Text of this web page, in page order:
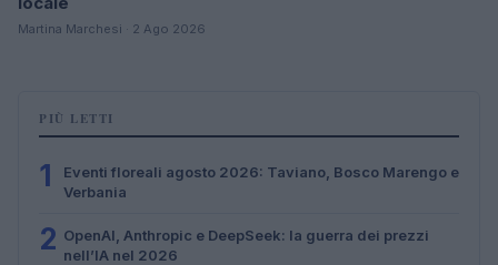
Martina Marchesi · 2 Ago 2026
PIÙ LETTI
1
Eventi floreali agosto 2026: Taviano, Bosco Marengo e
Verbania
2 OpenAI, Anthropic e DeepSeek: la guerra dei prezzi
nell’IA nel 2026